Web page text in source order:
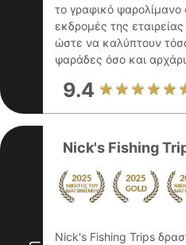
το γραφικό ψαρολίμανο
εκδρομές της
ώστε να καλύπτουν
ψαράδες όσο και
9.4
Nick's Fishing
Nick's Fishing Trips